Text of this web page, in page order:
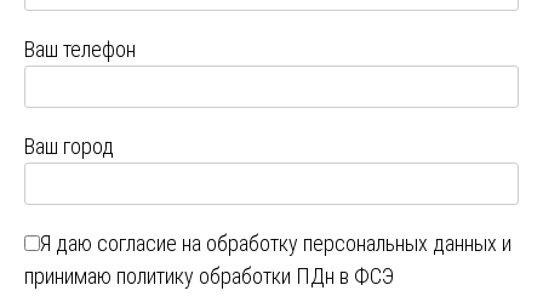
Ваш телефон
Ваш город
Я даю согласие на обработку персональных данных и
принимаю политику обработки ПДн в ФСЭ